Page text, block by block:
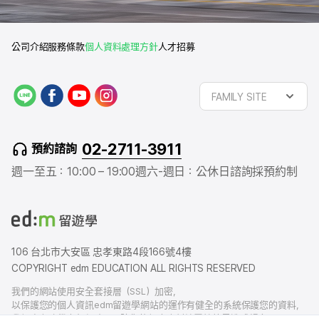
公司介紹服務條款個人資料處理方針人才招募
L
f
a
b
o
y
o
u
e
a
r
FAMILY SITE
預約諮詢 02-2711-3911
週一至五：10:00 – 19:00週六-週日：公休日 諮詢採預約制
106 台北市大安區 忠孝東路4段166號4樓
COPYRIGHT edm EDUCATION ALL RIGHTS RESERVED
我們的網站使用安全套接層（SSL）加密，
以保護您的個人資訊edm留遊學網站的運作有健全的系統保護您的資料，
我們也有賠償責任保險，以防您的個人資料洩露給外界造成損害